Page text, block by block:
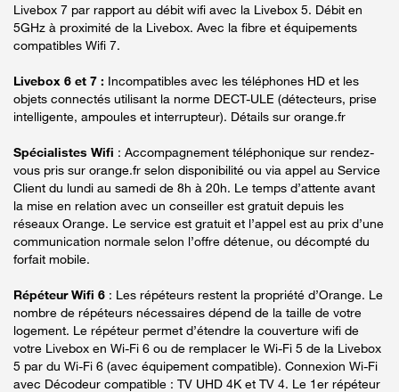
Livebox 7 par rapport au débit wifi avec la Livebox 5. Débit en
5GHz à proximité de la Livebox. Avec la fibre et équipements
compatibles Wifi 7.
Livebox 6 et 7 : Incompatibles avec les téléphones HD et les
objets connectés utilisant la norme DECT-ULE (détecteurs, prise
intelligente, ampoules et interrupteur). Détails sur orange.fr
Spécialistes Wifi : Accompagnement téléphonique sur rendez-
vous pris sur orange.fr selon disponibilité ou via appel au Service
Client du lundi au samedi de 8h à 20h. Le temps d’attente avant
la mise en relation avec un conseiller est gratuit depuis les
réseaux Orange. Le service est gratuit et l’appel est au prix d’une
communication normale selon l’offre détenue, ou décompté du
forfait mobile.
Répéteur Wifi 6 : Les répéteurs restent la propriété d’Orange. Le
nombre de répéteurs nécessaires dépend de la taille de votre
logement. Le répéteur permet d’étendre la couverture wifi de
votre Livebox en Wi-Fi 6 ou de remplacer le Wi-Fi 5 de la Livebox
5 par du Wi-Fi 6 (avec équipement compatible). Connexion Wi-Fi
avec Décodeur compatible : TV UHD 4K et TV 4. Le 1er répéteur